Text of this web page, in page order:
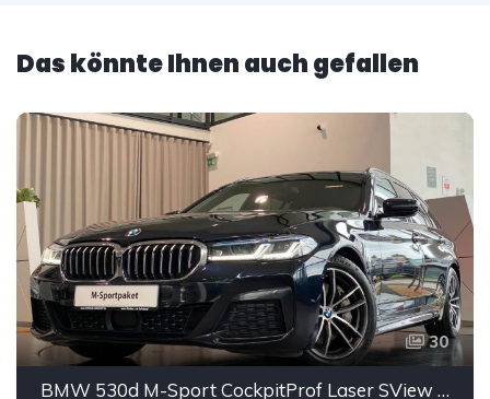
Das könnte Ihnen auch gefallen
30
BMW 530d M-Sport CockpitProf Laser SView HUD H&K ACC